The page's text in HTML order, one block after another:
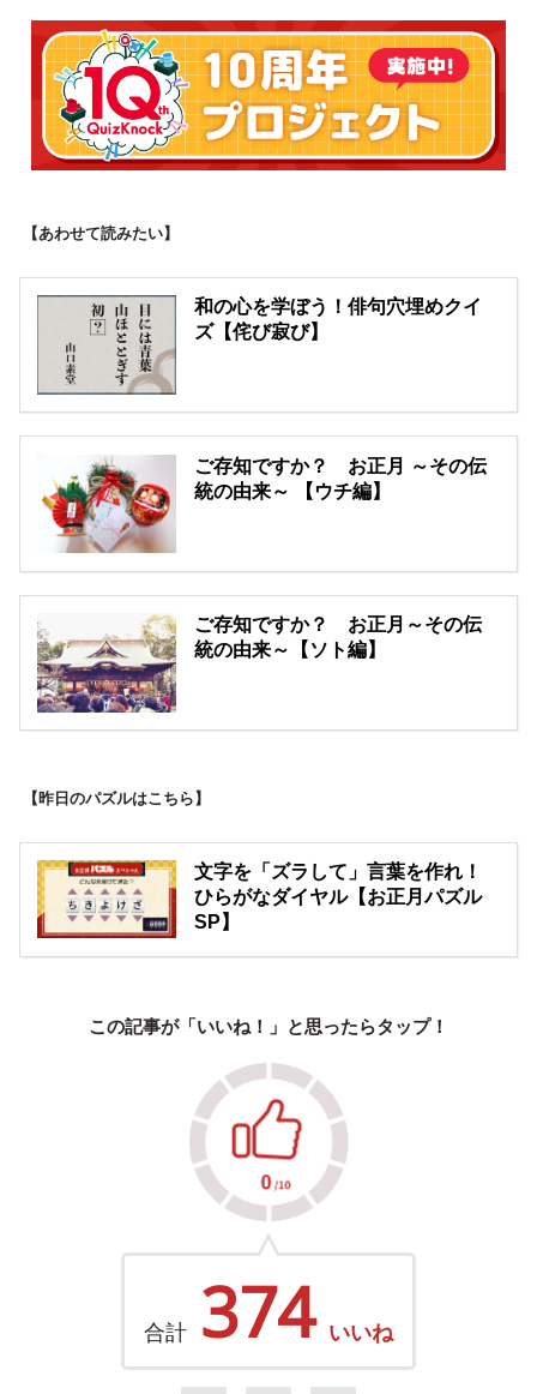
【あわせて読みたい】
和の心を学ぼう！俳句穴埋めクイ
ズ【侘び寂び】
ご存知ですか？ お正月 ～その伝
統の由来～ 【ウチ編】
ご存知ですか？ お正月～その伝
統の由来～【ソト編】
【昨日のパズルはこちら】
文字を「ズラして」言葉を作れ！
ひらがなダイヤル【お正月パズル
SP】
この記事が「いいね！」と思ったらタップ！
合計 374 いいね